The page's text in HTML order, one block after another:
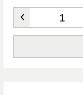
Количество